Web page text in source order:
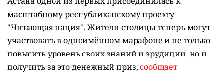
масштабному республиканскому проекту
"Читающая нация". Жители столицы теперь могут
участвовать в одноимённом марафоне и не только
повысить уровень своих знаний и эрудиции, но и
получить за это денежный приз, сообщает